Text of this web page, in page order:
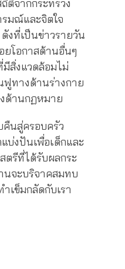
ติจากกระทรวง
มณ์และจิตใจ
งที่เป็นข่าวรายวัน
ยโอกาสด้านอื่นๆ
สิ่งแวดล้อมไม่
ฟูทางด้านร่างกาย
ด้านกฏหมาย
คืนสู่ครอบครัว
บ่งปันเพื่อเด็กและ
ตรีที่ได้รับผลกระ
นจะบริจาคสมทบ
เข็มกลัดกับเรา